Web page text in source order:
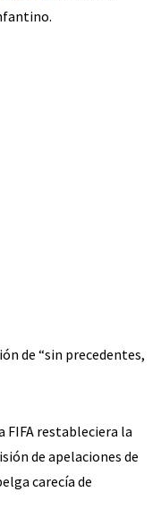
de “sin precedentes,
restableciera la
de apelaciones de
carecía de